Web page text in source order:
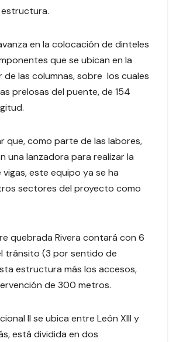
en la colocación de dinteles
que se ubican en la
las columnas, sobre los cuales
prelosas del puente, de 154
que, como parte de las labores,
una lanzadora para realizar la
este equipo ya se ha
sectores del proyecto como
quebrada Rivera contará con 6
tránsito (3 por sentido de
estructura más los accesos,
de 300 metros.
II se ubica entre León XIII y
está dividida en dos